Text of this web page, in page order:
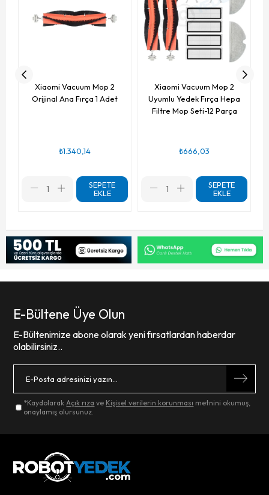
Xiaomi Vacuum Mop 2
Orijinal Ana Fırça 1 Adet
₺1.340,14
SEPETE
EKLE
Xiaomi Vacuum Mop 2
Uyumlu Yedek Fırça Hepa
Filtre Mop Seti-12 Parça
₺666,03
SEPETE
EKLE
E-Bültene Üye Olun
E-Bültenimize abone olarak yeni fırsatlardan haberdar
olabilirsiniz..
*KaydolarakAçık rıza ve Kişisel verilerin korunması metnini okumuş,
onaylamış olursunuz.